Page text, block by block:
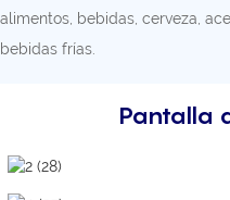
alimentos, bebidas, cerveza,
bebidas frías.
Pantalla